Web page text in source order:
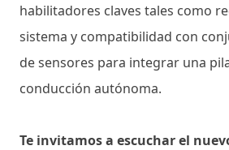
habilitadores claves tales como
sistema y compatibilidad con
de sensores para integrar una
conducción autónoma.
Te invitamos a escuchar el